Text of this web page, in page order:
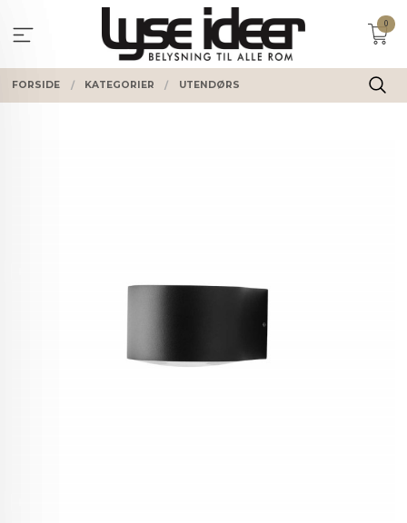
innholdet
0
FORSIDE KATEGORIER UTENDØRS